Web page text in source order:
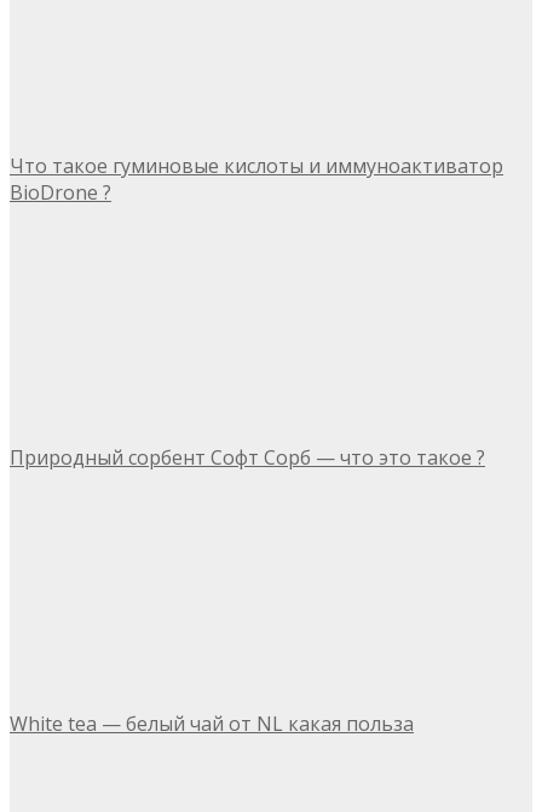
Что такое гуминовые кислоты и иммуноактиватор
BioDrone ?
Природный сорбент Софт Сорб — что это такое ?
White tea — белый чай от NL какая польза